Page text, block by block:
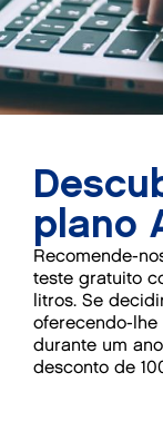
plano
Recomende-
teste gratuito
litros. Se
oferecendo-lhe
durante um
desconto de